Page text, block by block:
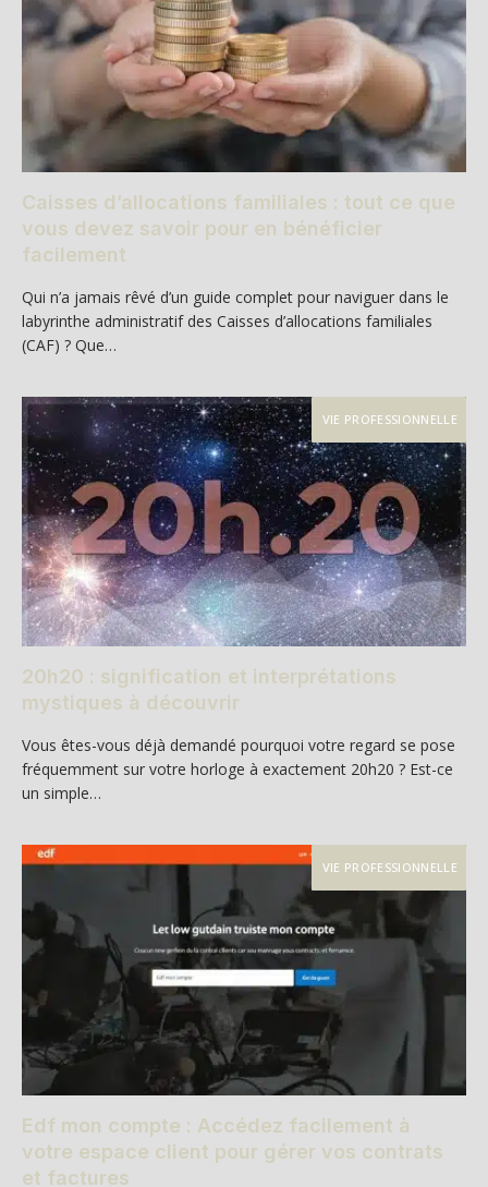
Caisses d’allocations familiales : tout ce que
vous devez savoir pour en bénéficier
facilement
Qui n’a jamais rêvé d’un guide complet pour naviguer dans le
labyrinthe administratif des Caisses d’allocations familiales
(CAF) ? Que…
VIE PROFESSIONNELLE
20h20 : signification et interprétations
mystiques à découvrir
Vous êtes-vous déjà demandé pourquoi votre regard se pose
fréquemment sur votre horloge à exactement 20h20 ? Est-ce
un simple…
VIE PROFESSIONNELLE
Edf mon compte : Accédez facilement à
votre espace client pour gérer vos contrats
et factures